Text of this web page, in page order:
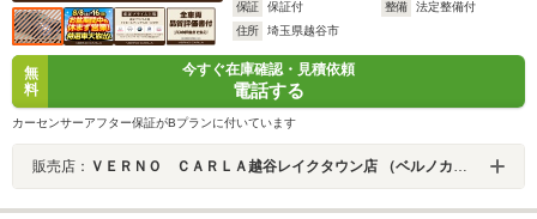
保証
保証付 整備
法定整備付
住所
埼玉県越谷市
無
料
今すぐ在庫確認・見積依頼
電話する
カーセンサーアフター保証がBプランに付いています
販売店： ＶＥＲＮＯ ＣＡＲＬＡ越谷レイクタウン店 （ベルノカーラ越谷レイクタウン店）